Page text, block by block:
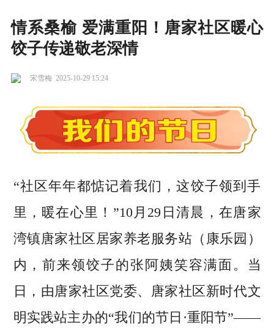
情系桑榆 爱满重阳！唐家社区暖心
饺子传递敬老深情
宋雪梅 2025-10-29 15:24
“社区年年都惦记着我们，这饺子领到手
里，暖在心里！”10月29日清晨，在唐家
湾镇唐家社区居家养老服务站（康乐园）
内，前来领饺子的张阿姨笑容满面。当
日，由唐家社区党委、唐家社区新时代文
明实践站主办的“我们的节日·重阳节”——